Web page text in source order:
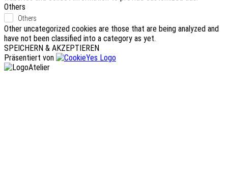
Others
Others
Other uncategorized cookies are those that are being analyzed and
have not been classified into a category as yet.
SPEICHERN & AKZEPTIEREN
Präsentiert von